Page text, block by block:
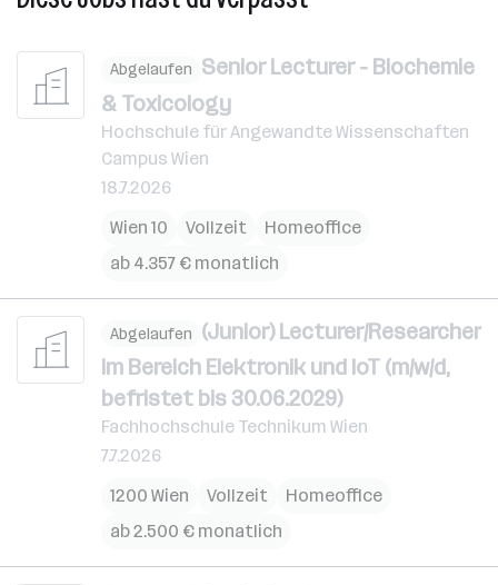
Abgelaufen Senior Lecturer - Biochemie
& Toxicology
Hochschule für Angewandte Wissenschaften
Campus Wien
18.7.2026
Wien 10
Vollzeit
Homeoffice
ab 4.357 € monatlich
Abgelaufen (Junior) Lecturer/Researcher
im Bereich Elektronik und IoT (m/w/d,
befristet bis 30.06.2029)
Fachhochschule Technikum Wien
7.7.2026
1200 Wien
Vollzeit
Homeoffice
ab 2.500 € monatlich